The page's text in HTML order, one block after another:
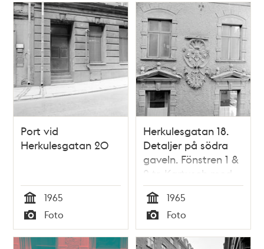
Port vid
Herkulesgatan 20
Tid
1965
Typ
Foto
Herkulesgatan 18.
Detaljer på södra
gaveln. Fönstren 1 &
2 tr. Kartusch med
initialer för Knut
Ljungberg,
innehavare av
Apoteket Morianen
Tid
1965
Typ
Foto